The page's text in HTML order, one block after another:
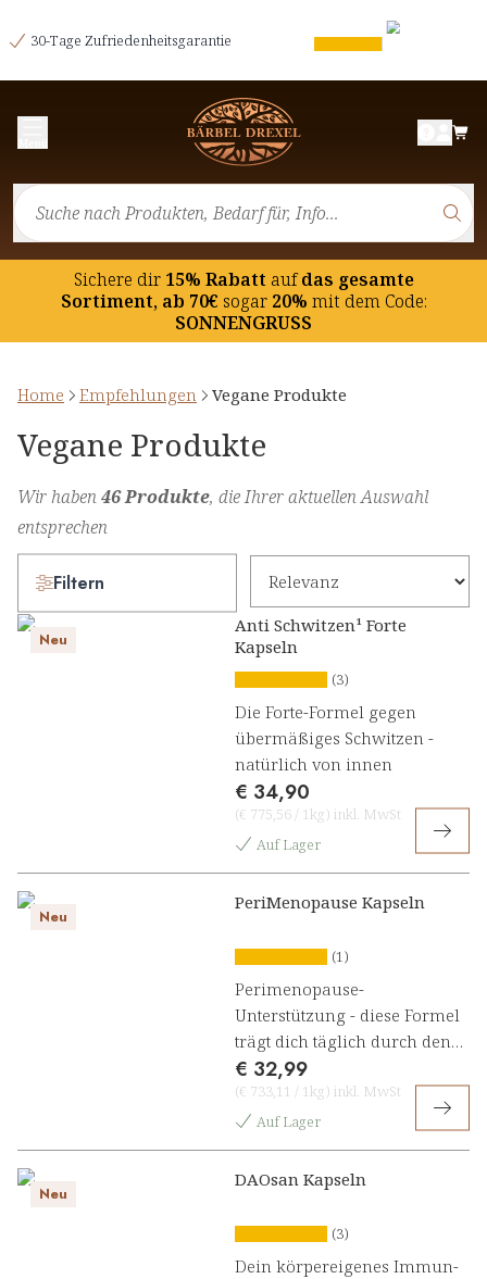
30-Tage Zufriedenheitsgarantie
Sichere dir15% Rabatt aufdas gesamte
Sortiment, ab 70€ sogar20% mit dem Code:
SONNENGRUSS
Home Empfehlungen Vegane Produkte
Vegane Produkte
Wir haben46 Produkte, die Ihrer aktuellen Auswahl
entsprechen
Filtern
Neu
Anti Schwitzen¹ Forte
Kapseln
(3)
Die Forte-Formel gegen
übermäßiges Schwitzen -
natürlich von innen
€ 34,90
(€ 775,56 / 1kg) inkl. MwSt
Auf Lager
Neu
PeriMenopause Kapseln
(1)
Perimenopause-
Unterstützung - diese Formel
trägt dich täglich durch den
Wandel
€ 32,99
(€ 733,11 / 1kg) inkl. MwSt
Auf Lager
Neu
DAOsan Kapseln
(3)
Dein körpereigenes Immun-